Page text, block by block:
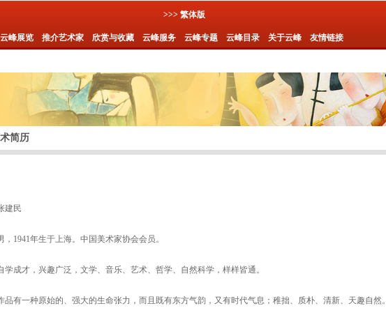
>>> 繁体版
云峰展览 推介艺术家 欣赏与收藏 云峰服务 云峰专题 云峰目录 关于云峰 友情链接
简历
建民
，1941年生于上海。中国美术家协会会员。
学成才，兴趣广泛，文学、音乐、艺术、哲学、自然科学，样样皆通。
品有一种原始的、强大的生命张力，而且既有东方气韵，又有时代气息；稚拙、质朴、清新、天趣自然。